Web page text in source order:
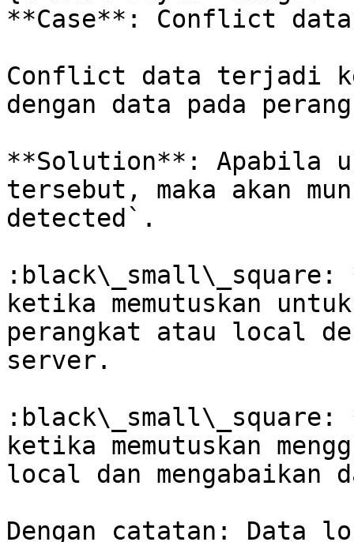
**Case**: Conflict
Conflict data terjadi
dengan data pada
**Solution**: Apabila
tersebut, maka akan
detected`.
ketika memutuskan
perangkat atau local
server.
ketika memutuskan
local dan mengabaikan
Dengan catatan: Data